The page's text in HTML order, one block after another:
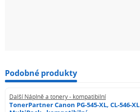
Podobné produkty
Další Náplně a tonery - kompatibilní
TonerPartner Canon PG-545-XL, CL-546-XL